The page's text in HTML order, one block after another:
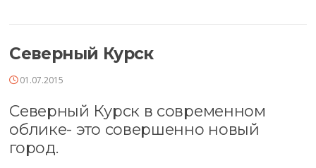
Северный Курск
01.07.2015
Северный Курск в современном
облике- это совершенно новый
город.